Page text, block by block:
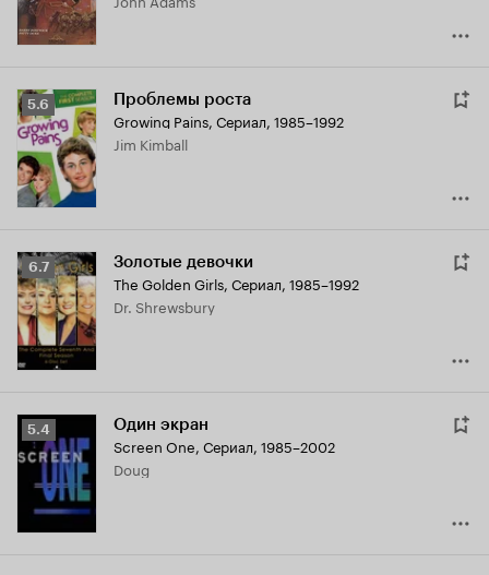
Рейтинг
Кинопоиска
5.6
5.6 Проблемы роста
Growing Pains, Сериал, 1985–1992
Jim Kimball
Рейтинг
Кинопоиска
6.7
6.7 Золотые девочки
The Golden Girls, Сериал, 1985–1992
Dr. Shrewsbury
Рейтинг
Кинопоиска
5.4 Один экран
Screen One, Сериал, 1985–2002
Doug